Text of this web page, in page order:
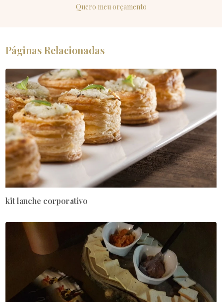
Quero meu orçamento
Páginas Relacionadas
kit lanche corporativo